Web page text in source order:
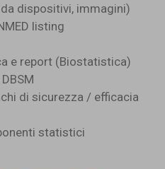
dispositivi, immagini)
listing
e report (Biostatistica)
di sicurezza / efficacia
statistici